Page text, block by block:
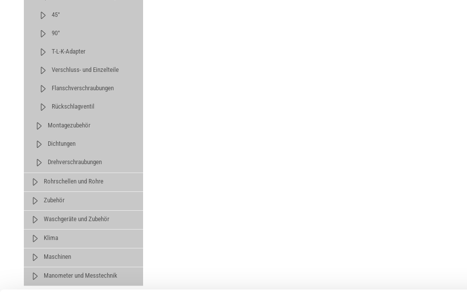
45°
90°
T-L-K-Adapter
Verschluss- und Einzelteile
Flanschverschraubungen
Rückschlagventil
Montagezubehör
Dichtungen
Drehverschraubungen
Rohrschellen und Rohre
Zubehör
Waschgeräte und Zubehör
Klima
Maschinen
Manometer und Messtechnik